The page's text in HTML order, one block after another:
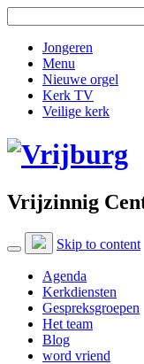
Jongeren
Menu
Nieuwe orgel
Kerk TV
Veilige kerk
Vrijzinnig
Skip to content
Agenda
Kerkdiensten
Gespreksgroepen
Het team
Blog
word vriend